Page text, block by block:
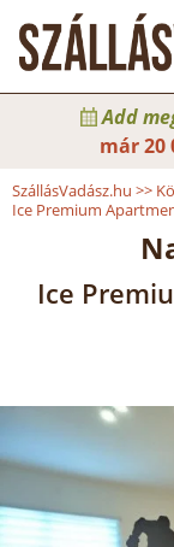
Add
már20
SzállásVadász.hu >>
Ice Premium
Ice